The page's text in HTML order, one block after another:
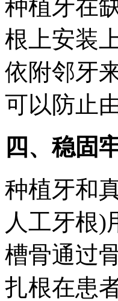
种植牙在
根上安装
依附邻牙
可以防止
四、稳固
种植牙和
人工牙根)
槽骨通过
扎根在患